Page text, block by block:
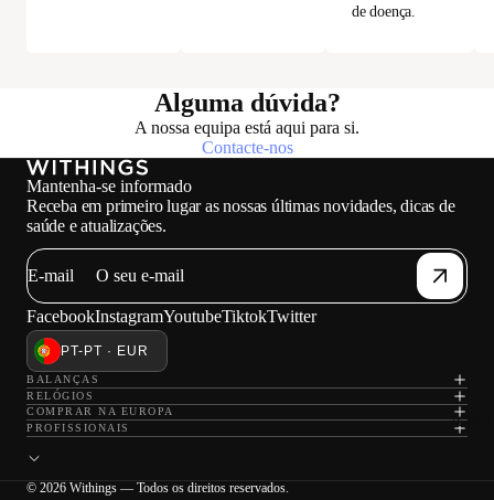
A
de doença.
Alguma dúvida?
A nossa equipa está aqui para si.
Contacte-nos
Mantenha-se informado
Receba em primeiro lugar as nossas últimas novidades, dicas de
saúde e atualizações.
E-mail
FacebookInstagramYoutubeTiktokTwitter
PT-PT · EUR
BALANÇAS
RELÓGIOS
COMPRAR NA EUROPA
PROFISSIONAIS
© 2026 Withings — Todos os direitos reservados.